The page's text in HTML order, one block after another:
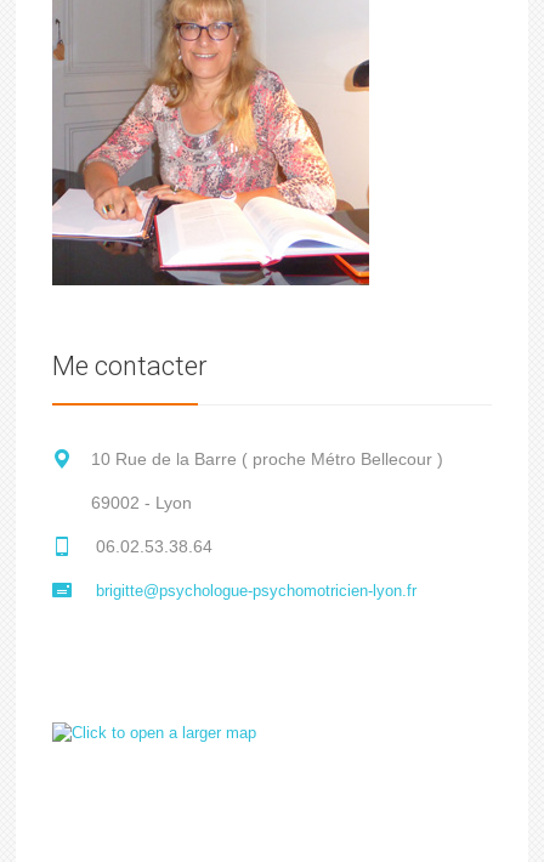
Me contacter
10 Rue de la Barre ( proche Métro Bellecour )
69002 - Lyon
06.02.53.38.64
brigitte@psychologue-psychomotricien-lyon.fr